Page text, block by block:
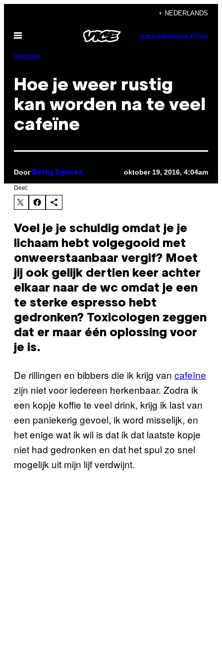
de
inhoud
+ NEDERLANDS
Open
SUBSCRIBENEWSLETTER
Identiteit
Hoe je weer rustig
kan worden na te veel
cafeïne
Door Bethy Squires oktober 19, 2016, 4:04am
Deel:
Voel je je schuldig omdat je je
lichaam hebt volgegooid met
onweerstaanbaar vergif? Moet
jij ook gelijk dertien keer achter
elkaar naar de wc omdat je een
te sterke espresso hebt
gedronken? Toxicologen zeggen
dat er maar één oplossing voor
je is.
De rillingen en bibbers die ik krijg van cafeïne
zijn niet voor iedereen herkenbaar. Zodra ik
een kopje koffie te veel drink, krijg ik last van
een paniekerig gevoel, ik word misselijk, en
het enige wat ik wil is dat ik dat laatste kopje
niet had gedronken en dat het spul zo snel
mogelijk uit mijn lijf verdwijnt.